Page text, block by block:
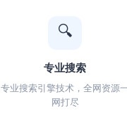
🔍
专业搜索
专业搜索引擎技术，全网资源
网打尽